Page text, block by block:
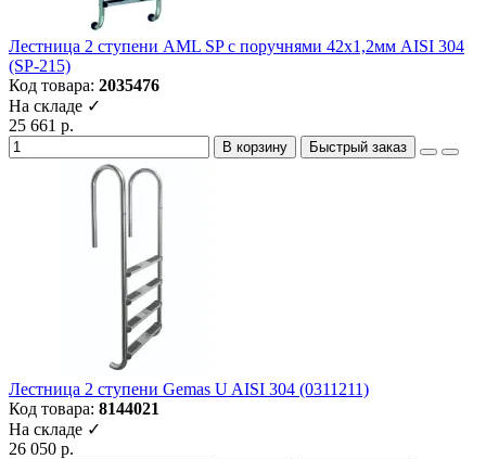
Лестница 2 ступени AML SP с поручнями 42х1,2мм AISI 304
(SP-215)
Код товара: 2035476
На складе ✓
25 661 р.
В корзину Быстрый заказ
Лестница 2 ступени Gemas U AISI 304 (0311211)
Код товара: 8144021
На складе ✓
26 050 р.